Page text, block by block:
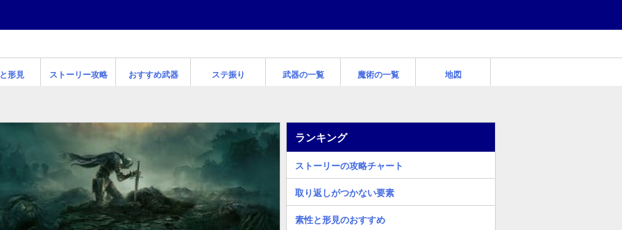
形見 ストーリー攻略 おすすめ武器 ステ振り 武器の一覧 魔術の一覧 地図
ランキング
ストーリーの攻略チャート
取り返しがつかない要素
素性と形見のおすすめ